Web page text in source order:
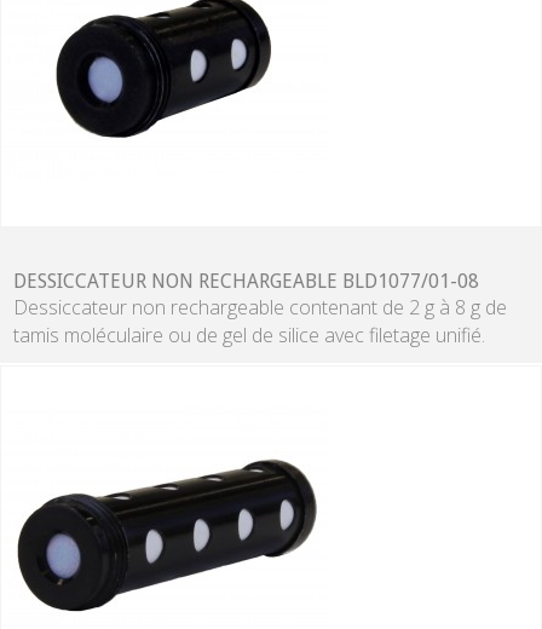
DESSICCATEUR NON RECHARGEABLE BLD1077/01-08
Dessiccateur non rechargeable contenant de 2 g à 8 g de
tamis moléculaire ou de gel de silice avec filetage unifié.